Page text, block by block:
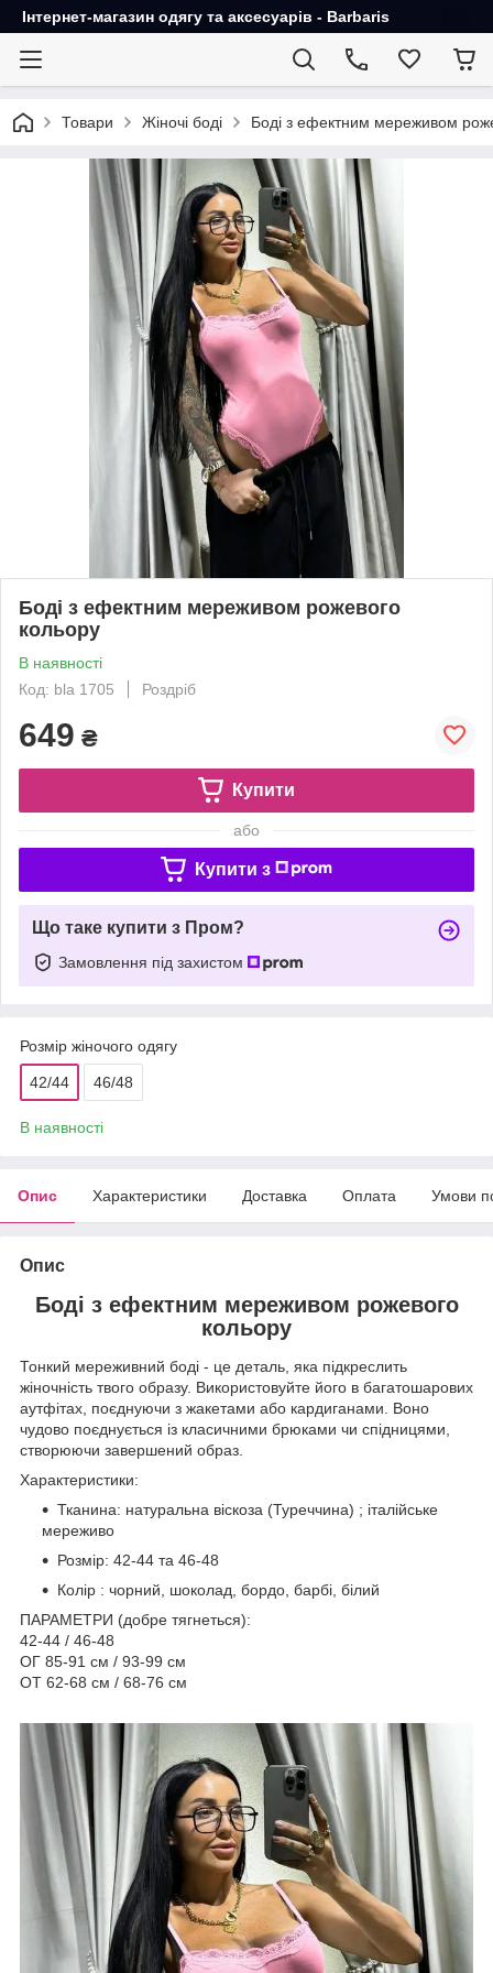
Інтернет-магазин одягу та аксесуарів - Barbaris
Товари Жіночі боді Боді з ефектним мереживом
Боді з ефектним мереживом рожевого
кольору
В наявності
Код: bla 1705
Роздріб
649 ₴
Купити
або
Купити з
Що таке купити з Пром?
Замовлення під захистом
Розмір жіночого одягу
42/44 46/48
В наявності
Опис Характеристики Доставка Оплата Умови
Опис
Боді з ефектним мереживом рожевого
кольору
Тонкий мереживний боді - це деталь, яка підкреслить
жіночність твого образу. Використовуйте його в багатошарових
аутфітах, поєднуючи з жакетами або кардиганами. Воно
чудово поєднується із класичними брюками чи спідницями,
створюючи завершений образ.
Характеристики:
Тканина: натуральна віскоза (Туреччина) ; італійське
мереживо
Розмір: 42-44 та 46-48
Колір : чорний, шоколад, бордо, барбі, білий
ПАРАМЕТРИ (добре тягнеться):
42-44 / 46-48
ОГ 85-91 см / 93-99 см
ОТ 62-68 см / 68-76 см